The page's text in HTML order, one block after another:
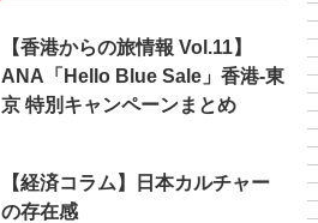
【香港からの旅情報 Vol.11】
ANA「Hello Blue Sale」香港‐東
京 特別キャンペーンまとめ
【経済コラム】日本カルチャー
の存在感